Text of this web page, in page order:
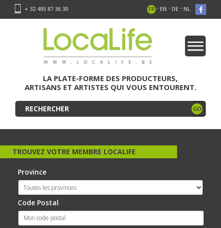
+ 32 495 87 36 30 FR - EN - DE - NL
LA PLATE-FORME DES PRODUCTEURS,
ARTISANS ET ARTISTES QUI VOUS ENTOURENT.
TROUVEZ VOTRE MEMBRE LOCALIFE
Province
Code Postal